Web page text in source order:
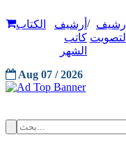
أرشيف
التصويت
/ أرشيف
كاتب
الشهر
الكتاب
Aug 07 / 2026